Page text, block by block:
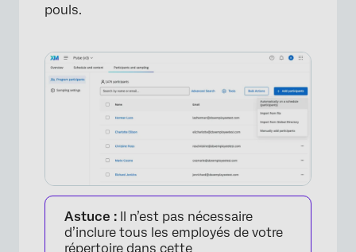
pouls.
Astuce : Il n’est pas nécessaire
d’inclure tous les employés de votre
répertoire dans cette